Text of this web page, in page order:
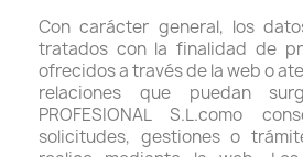
Con carácter general, los
tratados con la finalidad de
ofrecidos a través de la web o
relaciones que puedan
PROFESIONAL S.L.como
solicitudes, gestiones o